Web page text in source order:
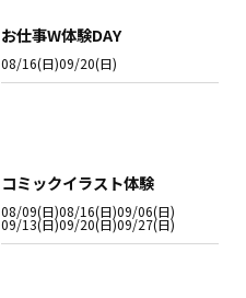
お仕事W体験DAY
08/16(日)09/20(日)
コミックイラスト体験
08/09(日)08/16(日)09/06(日)
09/13(日)09/20(日)09/27(日)